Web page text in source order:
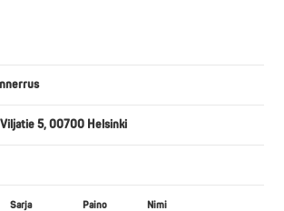
5, 00700 Helsinki
Sarja Paino Nimi